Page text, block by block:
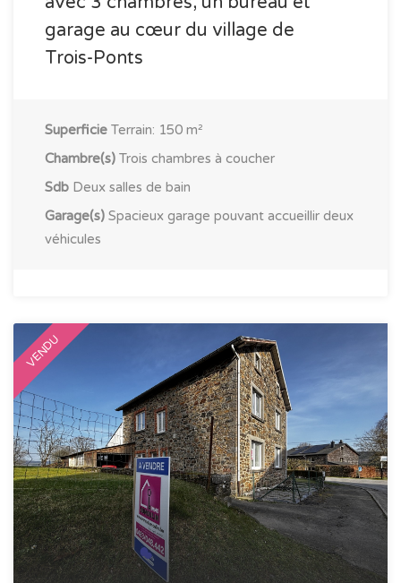
garage au cœur du village de
Trois-Ponts
Superficie Terrain: 150 m²
Chambre(s) Trois chambres à coucher
Sdb Deux salles de bain
Garage(s) Spacieux garage pouvant accueillir deux
véhicules
VENDU